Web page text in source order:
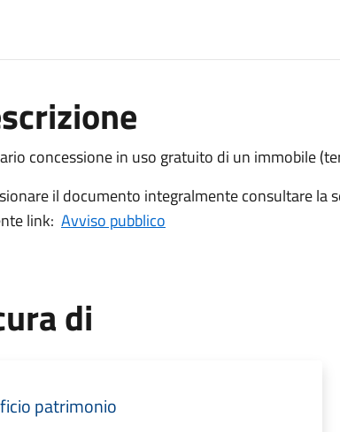
concessione in uso gratuito di un immobile
il documento integralmente consultare la
link: Avviso pubblico
di
patrimonio